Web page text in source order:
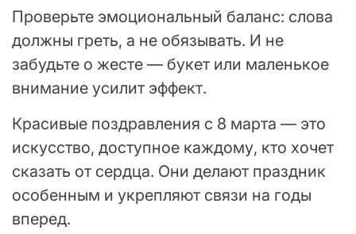
Проверьте эмоциональный баланс: слова
должны греть, а не обязывать. И не
забудьте о жесте — букет или маленькое
внимание усилит эффект.
Красивые поздравления с 8 марта — это
искусство, доступное каждому, кто хочет
сказать от сердца. Они делают праздник
особенным и укрепляют связи на годы
вперед.